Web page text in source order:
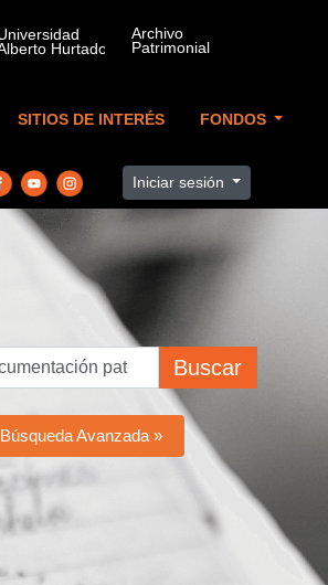
SITIOS DE INTERÉS FONDOS
Iniciar sesión
Buscar
Búsqueda Avanzada »